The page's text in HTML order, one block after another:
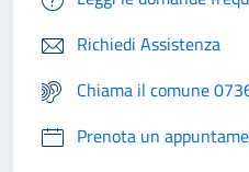
Richiedi Assistenza
Chiama il comune
Prenota un